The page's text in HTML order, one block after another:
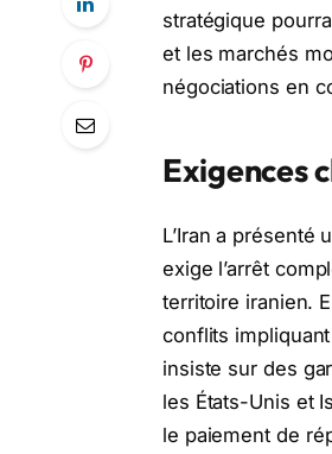
stratégique
et les marchés
négociations en
Exigences
L’Iran a
exige l’arrêt
territoire iranien.
conflits
insiste sur des
les États-Unis et
le paiement de